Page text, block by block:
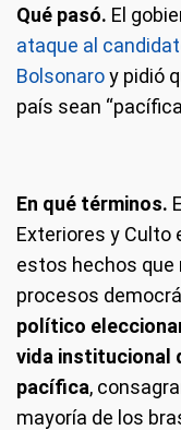
Qué pasó. El
ataque al
Bolsonaroy pidió
país sean
En qué términos.
Exteriores y Culto
estos hechos que
procesos
político
vida institucional
pacífica,
mayoría de los